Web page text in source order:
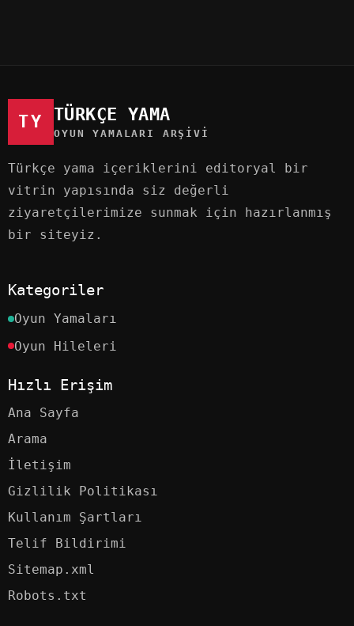
TY TÜRKÇE YAMA
OYUN YAMALARI ARŞIVI
Türkçe yama içeriklerini editoryal bir
vitrin yapısında siz değerli
ziyaretçilerimize sunmak için hazırlanmış
bir siteyiz.
Kategoriler
Oyun Yamaları
Oyun Hileleri
Hızlı Erişim
Ana Sayfa
Arama
İletişim
Gizlilik Politikası
Kullanım Şartları
Telif Bildirimi
Sitemap.xml
Robots.txt